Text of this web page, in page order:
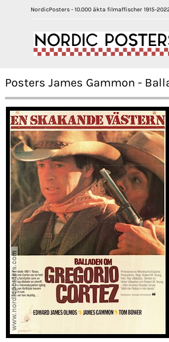
NordicPosters - 10.000 äkta filmaffischer 1915-
Posters James Gammon -